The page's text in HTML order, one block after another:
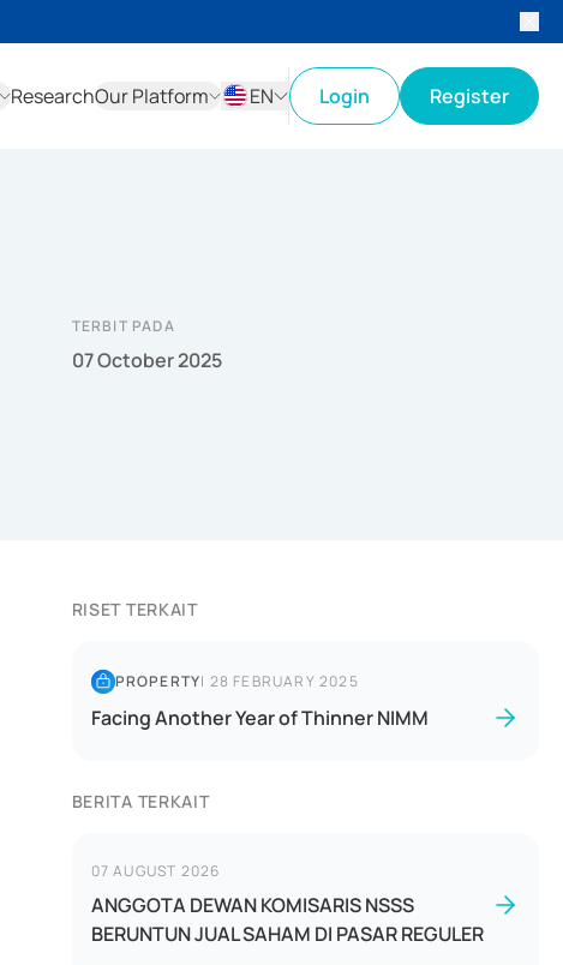
ResearchOur Platform
EN
Login Register
TERBIT PADA
07 October 2025
RISET TERKAIT
PROPERTY| 28 FEBRUARY 2025
Facing Another Year of Thinner NIMM
BERITA TERKAIT
07 AUGUST 2026
ANGGOTA DEWAN KOMISARIS NSSS
BERUNTUN JUAL SAHAM DI PASAR REGULER